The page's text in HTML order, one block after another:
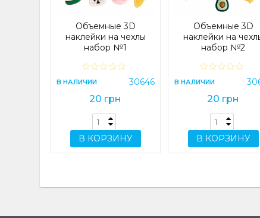
Объемные 3D
наклейки на чехлы
набор №1
В НАЛИЧИИ 30646
20 грн
В КОРЗИНУ
Объемные 3D
наклейки на
набор №2
В НАЛИЧИИ
20 грн
В КОРЗИНУ